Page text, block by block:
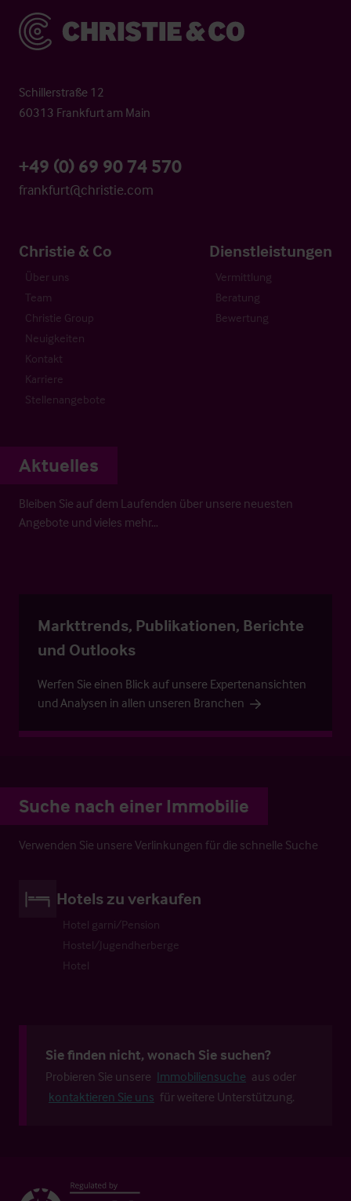
Christie & Co
Schillerstraße 12
60313 Frankfurt am Main
+49 (0) 69 90 74 570
frankfurt@christie.com
Christie & Co
Über uns
Team
Christie Group
Neuigkeiten
Kontakt
Karriere
Stellenangebote
Dienstleistungen
Vermittlung
Beratung
Bewertung
Aktuelles
Bleiben Sie auf dem Laufenden über unsere neuesten
Angebote und vieles mehr…
Markttrends, Publikationen, Berichte
und Outlooks
Werfen Sie einen Blick auf unsere Expertenansichten
und Analysen in allen unseren Branchen
Suche nach einer Immobilie
Verwenden Sie unsere Verlinkungen für die schnelle Suche
Hotels zu verkaufen
Hotel garni/Pension
Hostel/Jugendherberge
Hotel
Sie finden nicht, wonach Sie suchen?
Probieren Sie unsere Immobiliensuche aus oder
kontaktieren Sie uns für weitere Unterstützung.